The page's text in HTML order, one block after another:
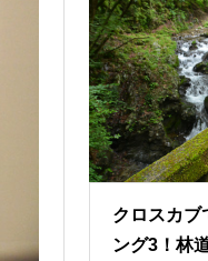
クロスカブ
ング3！林